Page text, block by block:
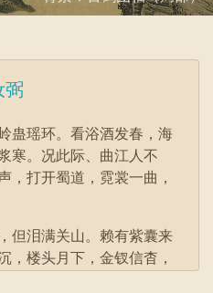
弼
蛊瑶环。看浴酒发春，海
寒。况此际、曲江人不
，打开蜀道，霓裳一曲，
但泪满关山。赖有紫囊来
，楼头月下，金钗信杳，